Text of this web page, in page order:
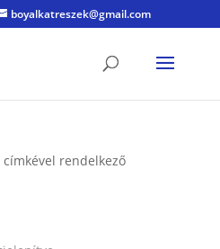
boyalkatreszek@gmail.com
címkével rendelkező